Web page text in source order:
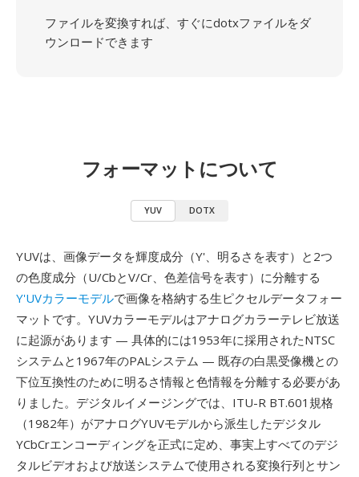
ファイルを変換すれば、すぐにdotxファイルをダ
ウンロードできます
フォーマットについて
YUV DOTX
YUVは、画像データを輝度成分（Y'、明るさを表す）と2つ
の色度成分（U/CbとV/Cr、色差信号を表す）に分離する
Y'UVカラーモデルで画像を格納する生ピクセルデータフォー
マットです。YUVカラーモデルはアナログカラーテレビ放送
に起源があります — 具体的には1953年に採用されたNTSC
システムと1967年のPALシステム — 既存の白黒受像機との
下位互換性のために明るさ情報と色情報を分離する必要があ
りました。デジタルイメージングでは、ITU-R BT.601規格
（1982年）がアナログYUVモデルから派生したデジタル
YCbCrエンコーディングを正式に定め、事実上すべてのデジ
タルビデオおよび放送システムで使用される変換行列とサン